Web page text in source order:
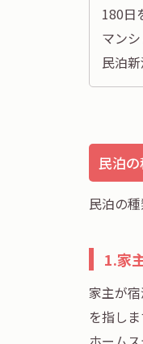
180日
マン
民泊
民泊
民泊の
1.家
家主が
を指しま